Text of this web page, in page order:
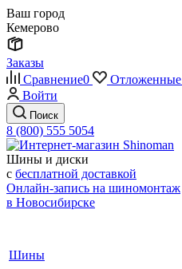
Ваш город
Кемерово
Заказы
Сравнение0 Отложенные
Войти
Поиск
8 (800) 555 5054
Шины и диски
с бесплатной доставкой
Онлайн-запись на шиномонтаж
в Новосибирске
Шины